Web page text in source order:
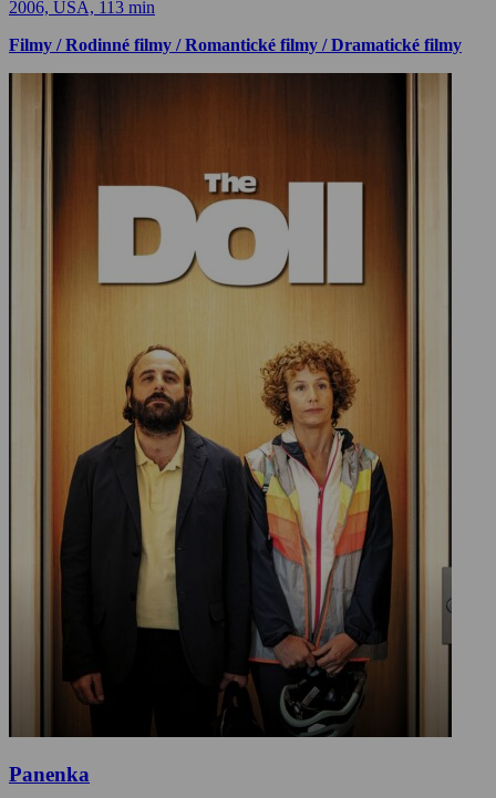
2006, USA, 113 min
Filmy / Rodinné filmy / Romantické filmy / Dramatické filmy
Panenka